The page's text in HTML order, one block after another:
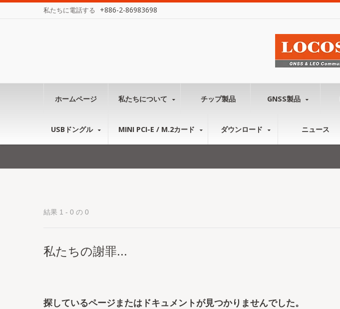
私たちに電話する +886-2-86983698
ホームページ 私たちについて チップ製品 GNSS製品
USBドングル MINI PCI-E / M.2カード ダウンロード ニュース
結果 1 - 0 の 0
私たちの謝罪...
探しているページまたはドキュメントが見つかりませんでした。